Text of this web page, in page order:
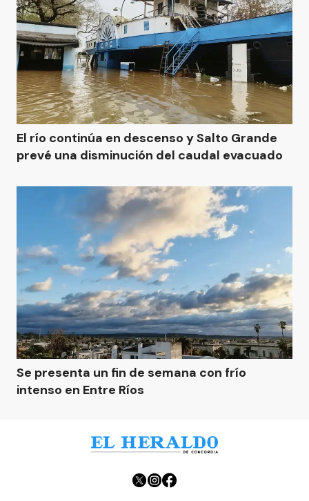
El río continúa en descenso y Salto Grande
prevé una disminución del caudal evacuado
Se presenta un fin de semana con frío
intenso en Entre Ríos